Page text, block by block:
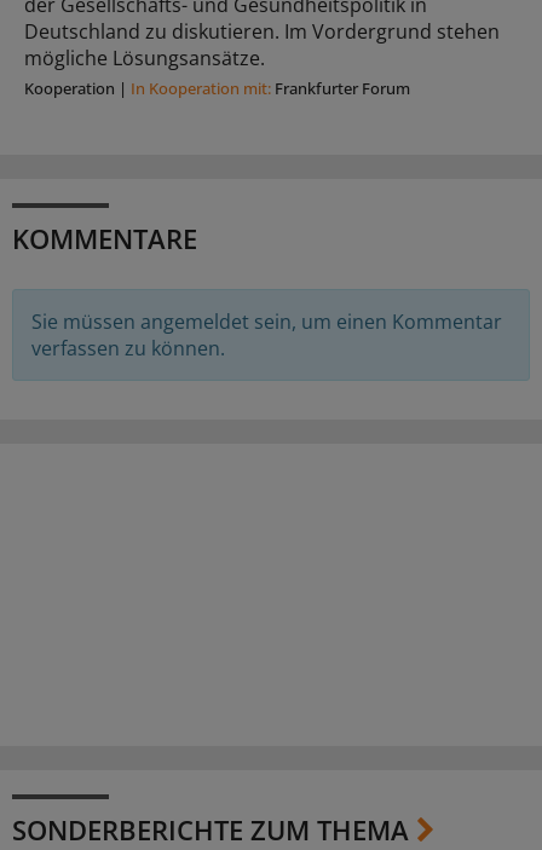
Deutschland zu diskutieren. Im Vordergrund stehen
mögliche Lösungsansätze.
Kooperation | In Kooperation mit: Frankfurter Forum
KOMMENTARE
Sie müssen angemeldet sein, um einen Kommentar
verfassen zu können.
SONDERBERICHTE ZUM THEMA